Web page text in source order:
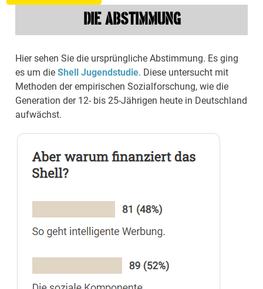
DIE ABSTIMMUNG
Hier sehen Sie die ursprüngliche Abstimmung. Es ging
es um dieShell Jugendstudie. Diese untersucht mit
Methoden der empirischen Sozialforschung, wie die
Generation der 12- bis 25-Jährigen heute in Deutschland
aufwächst.